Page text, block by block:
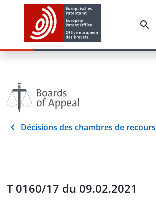
Décisions des chambres de recours
T 0160/17 du 09.02.2021